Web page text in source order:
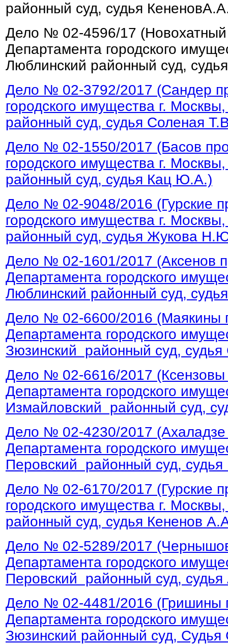
районный суд, судья
Дело № 02-4596/17 (Новохатный
Департамента городского
Люблинский районный суд,
Дело № 02-3792/2017 (Сандер
городского имущества г.
районный суд, судья Соленая
Дело № 02-1550/2017 (Басов
городского имущества г.
районный суд, судья Кац Ю.А.)
Дело № 02-9048/2016 (Гурские
городского имущества г.
районный суд, судья Жукова
Дело № 02-1601/2017 (Аксенов
Департамента городского
Люблинский районный суд,
Дело № 02-6600/2016 (Маякины
Департамента городского
Зюзинский районный суд,
Дело № 02-6616/2017 (Ксензовы
Департамента городского
Измайловский районный суд,
Дело № 02-4230/2017 (Ахаладзе
Департамента городского
Перовский районный суд,
Дело № 02-6170/2017 (Гурские
городского имущества г.
районный суд, судья Кененов
Дело № 02-5289/2017
Департамента городского
Перовский районный суд,
Дело № 02-4481/2016 (Гришины
Департамента городского
Зюзинский районный суд,